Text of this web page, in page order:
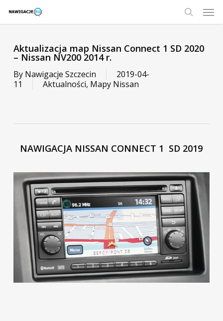
main search
Aktualizacja map Nissan Connect 1 SD 2020
– Nissan NV200 2014 r.
By Nawigacje Szczecin
2019-04-
11
Aktualności, Mapy Nissan
NAWIGACJA NISSAN CONNECT 1 SD 2019